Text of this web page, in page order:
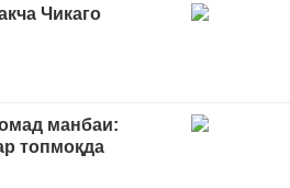
Чикаго
манбаи:
топмоқда